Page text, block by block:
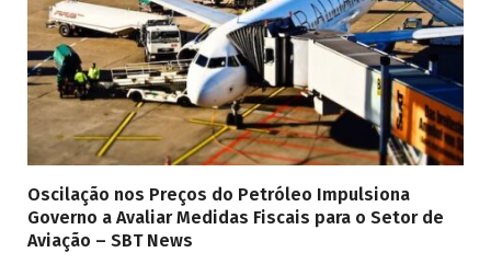
Oscilação nos Preços do Petróleo Impulsiona
Governo a Avaliar Medidas Fiscais para o Setor de
Aviação – SBT News